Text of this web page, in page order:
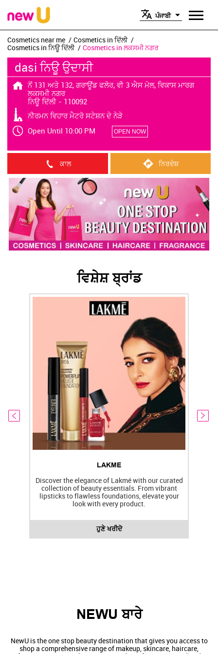
ਪੰਜਾਬੀ
Cosmetics near me
Cosmetics in ਦਿੱਲੀ
Cosmetics in ਨਿਊ ਦਿੱਲੀ
Cosmetics in ਲਕਸਮੀ ਨਗਰ
dasi ਨਿਊ ਉਦਾਸੀ
ਨੋਂ 131 ਅਤੇ 132, ਗਰਾਊਂਡ ਫਲੋਰ, ਵੀ 3 ਐਸ ਮੋਲ, ਵਿਕਾਸ ਮਾਰਗ
ਲਕਸਮੀ ਨਗਰ
ਨਿਊ ਦਿੱਲੀ - 110092
ਨੀਰਮਨ ਵਿਹਾਰ ਮੈਟਰੋ ਸਟੇਸ਼ਨ ਦੇ ਨੇੜੇ
Open Until 10:00 PM
OPEN NOW
ਕਾਲ ਨਿਰਦੇਸ਼
ਵਿਸ਼ੇਸ਼ ਬ੍ਰਾਂਡ
LAKME
Discover the elegance of Lakmé with our curated
collection of beauty essentials. From vibrant
lipsticks to flawless foundations, elevate your
look with every product.
ਹੁਣੇ ਖਰੀਦੋ
NEWU ਬਾਰੇ
NewU is the one stop beauty destination that gives you access to
shop a comprehensive range of makeup, skincare, haircare,